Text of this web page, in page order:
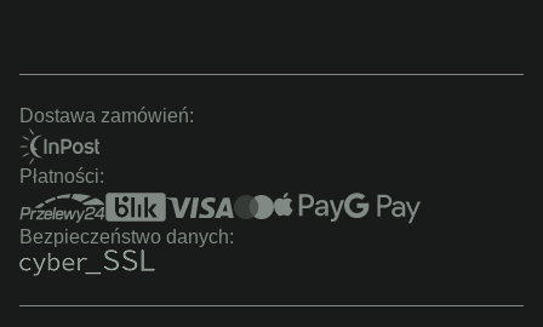
Dostawa zamówień:
Płatności:
Bezpieczeństwo danych: